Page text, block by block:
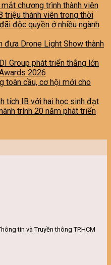
chương trình thành viên
triệu thành viên trong thời
độc quyền ở nhiều ngành
đưa Drone Light Show thành
Group phát triển thắng lớn
2026
toàn cầu, cơ hội mới cho
tích IB với hai học sinh đạt
trình 20 năm phát triển
tin và Truyền thông TP.HCM